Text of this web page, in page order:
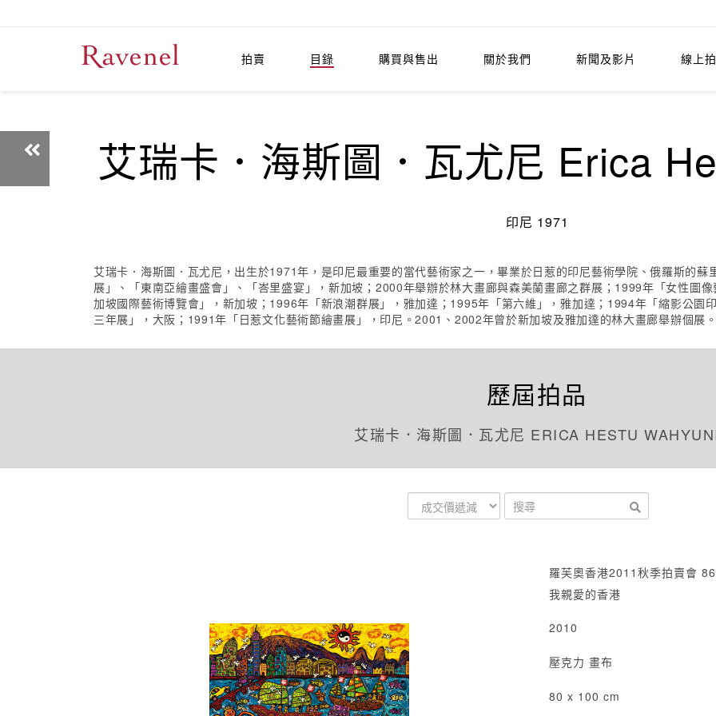
拍賣 目錄 購買與售出 關於我們 新聞及影片 線上
艾瑞卡．海斯圖．瓦尤尼 Erica
印尼 1971
艾瑞卡．海斯圖．瓦尤尼，出生於1971年，是印尼最重要的當代藝術家之一，畢業於日惹的印尼藝術學院、俄羅斯的
展」、「東南亞繪畫盛會」、「峇里盛宴」，新加坡；2000年舉辦於林大畫廊與森美蘭畫廊之群展；1999年「女性圖
加坡國際藝術博覽會」，新加坡；1996年「新浪潮群展」，雅加達；1995年「第六維」，雅加達；1994年「縮影公園
三年展」，大阪；1991年「日惹文化藝術節繪畫展」，印尼。2001、2002年曾於新加坡及雅加達的林大畫廊舉辦個展
歷屆拍品
艾瑞卡．海斯圖．瓦尤尼 ERICA HESTU
羅芙奧香港2011秋季拍賣會 86
我親愛的香港
2010
壓克力 畫布
80 x 100 cm